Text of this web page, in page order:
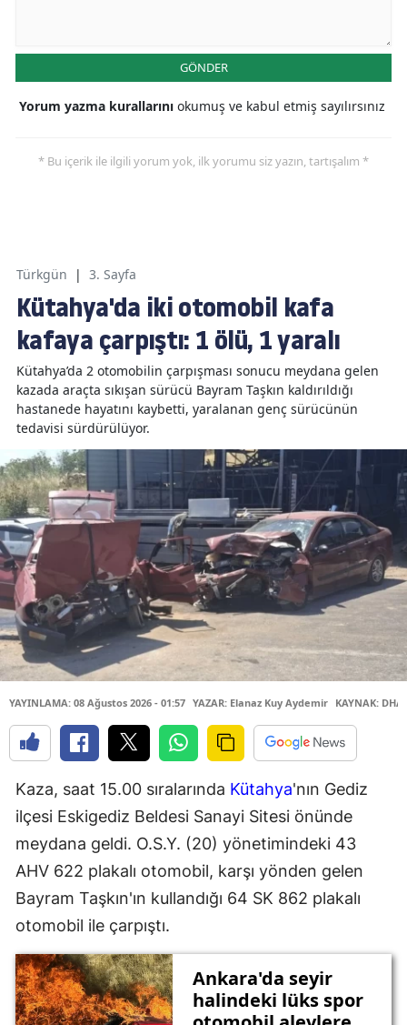
GÖNDER
Yorum yazma kurallarını okumuş ve kabul etmiş sayılırsınız
* Bu içerik ile ilgili yorum yok, ilk yorumu siz yazın, tartışalım *
Türkgün | 3. Sayfa
Kütahya'da iki otomobil kafa
kafaya çarpıştı: 1 ölü, 1 yaralı
Kütahya’da 2 otomobilin çarpışması sonucu meydana gelen
kazada araçta sıkışan sürücü Bayram Taşkın kaldırıldığı
hastanede hayatını kaybetti, yaralanan genç sürücünün
tedavisi sürdürülüyor.
YAYINLAMA: 08 Ağustos 2026 - 01:57 YAZAR: Elanaz Kuy Aydemir KAYNAK: DHA
Kaza, saat 15.00 sıralarında Kütahya'nın Gediz
ilçesi Eskigediz Beldesi Sanayi Sitesi önünde
meydana geldi. O.S.Y. (20) yönetimindeki 43
AHV 622 plakalı otomobil, karşı yönden gelen
Bayram Taşkın'ın kullandığı 64 SK 862 plakalı
otomobil ile çarpıştı.
Ankara'da seyir
halindeki lüks spor